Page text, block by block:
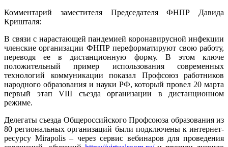
Комментарий заместителя Председателя ФНПР Давида
Кришталя:
В связи с нарастающей пандемией коронавирусной инфекции
членские организации ФНПР переформатируют свою работу,
переводя ее в дистанционную форму. В этом ключе
положительный пример использования современных
технологий коммуникации показал Профсоюз работников
народного образования и науки РФ, который провел 20 марта
первый этап VIII съезда организации в дистанционном
режиме.
Делегаты съезда Общероссийского Профсоюза образования из
80 региональных организаций были подключены к интернет-
ресурсу Mirapolis – через сервис вебинаров для проведения